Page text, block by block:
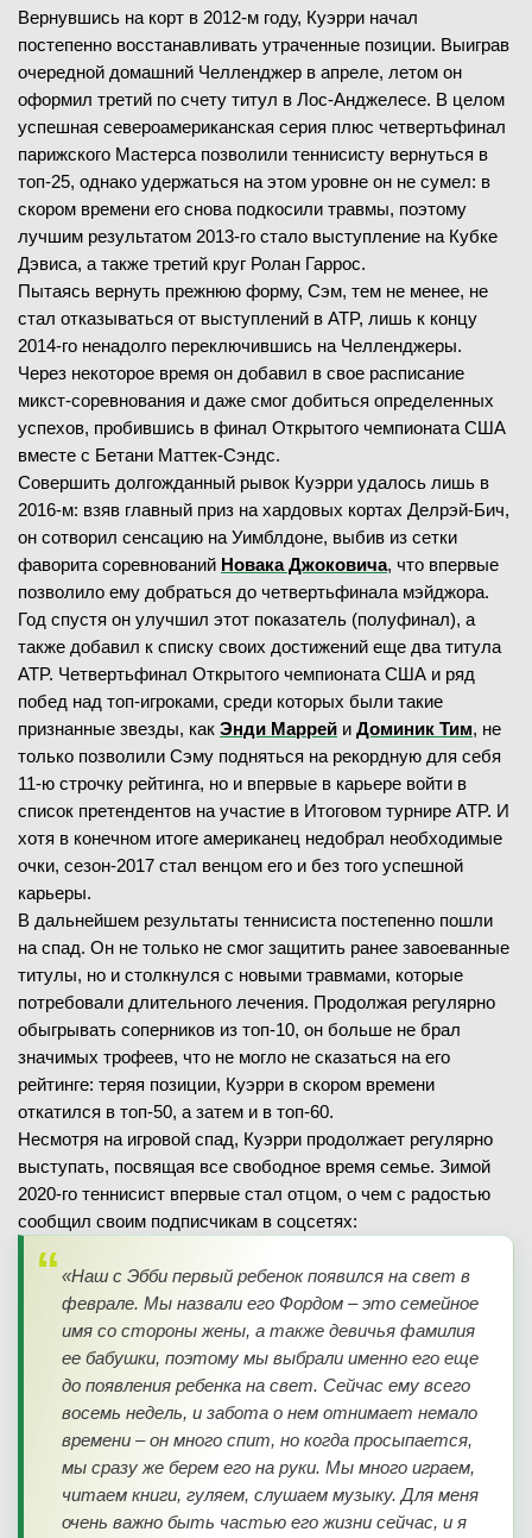
Вернувшись на корт в 2012-м году, Куэрри начал
постепенно восстанавливать утраченные позиции. Выиграв
очередной домашний Челленджер в апреле, летом он
оформил третий по счету титул в Лос-Анджелесе. В целом
успешная североамериканская серия плюс четвертьфинал
парижского Мастерса позволили теннисисту вернуться в
топ-25, однако удержаться на этом уровне он не сумел: в
скором времени его снова подкосили травмы, поэтому
лучшим результатом 2013-го стало выступление на Кубке
Дэвиса, а также третий круг Ролан Гаррос.
Пытаясь вернуть прежнюю форму, Сэм, тем не менее, не
стал отказываться от выступлений в ATP, лишь к концу
2014-го ненадолго переключившись на Челленджеры.
Через некоторое время он добавил в свое расписание
микст-соревнования и даже смог добиться определенных
успехов, пробившись в финал Открытого чемпионата США
вместе с Бетани Маттек-Сэндс.
Совершить долгожданный рывок Куэрри удалось лишь в
2016-м: взяв главный приз на хардовых кортах Делрэй-Бич,
он сотворил сенсацию на Уимблдоне, выбив из сетки
фаворита соревнований Новака Джоковича, что впервые
позволило ему добраться до четвертьфинала мэйджора.
Год спустя он улучшил этот показатель (полуфинал), а
также добавил к списку своих достижений еще два титула
ATP. Четвертьфинал Открытого чемпионата США и ряд
побед над топ-игроками, среди которых были такие
признанные звезды, как Энди Маррей и Доминик Тим, не
только позволили Сэму подняться на рекордную для себя
11-ю строчку рейтинга, но и впервые в карьере войти в
список претендентов на участие в Итоговом турнире ATP. И
хотя в конечном итоге американец недобрал необходимые
очки, сезон-2017 стал венцом его и без того успешной
карьеры.
В дальнейшем результаты теннисиста постепенно пошли
на спад. Он не только не смог защитить ранее завоеванные
титулы, но и столкнулся с новыми травмами, которые
потребовали длительного лечения. Продолжая регулярно
обыгрывать соперников из топ-10, он больше не брал
значимых трофеев, что не могло не сказаться на его
рейтинге: теряя позиции, Куэрри в скором времени
откатился в топ-50, а затем и в топ-60.
Несмотря на игровой спад, Куэрри продолжает регулярно
выступать, посвящая все свободное время семье. Зимой
2020-го теннисист впервые стал отцом, о чем с радостью
сообщил своим подписчикам в соцсетях:
«Наш с Эбби первый ребенок появился на свет в
феврале. Мы назвали его Фордом – это семейное
имя со стороны жены, а также девичья фамилия
ее бабушки, поэтому мы выбрали именно его еще
до появления ребенка на свет. Сейчас ему всего
восемь недель, и забота о нем отнимает немало
времени – он много спит, но когда просыпается,
мы сразу же берем его на руки. Мы много играем,
читаем книги, гуляем, слушаем музыку. Для меня
очень важно быть частью его жизни сейчас, и я